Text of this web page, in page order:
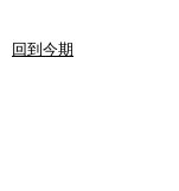
回到今期